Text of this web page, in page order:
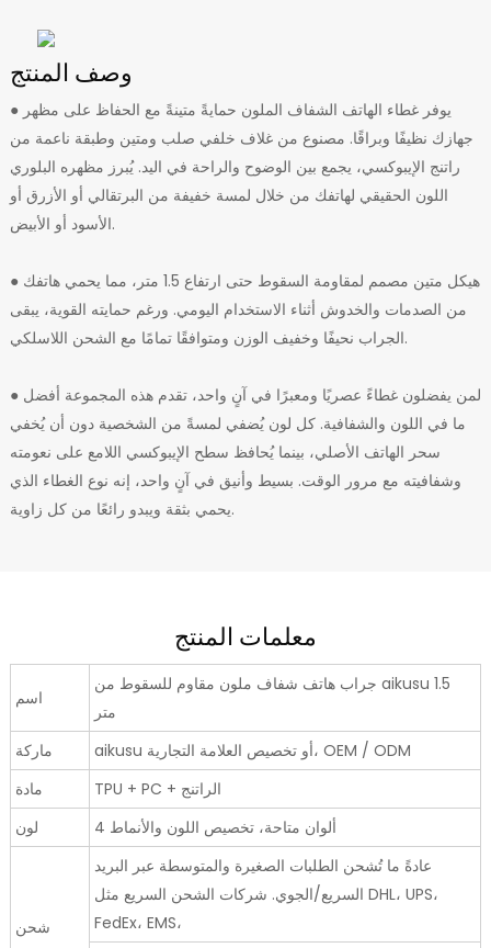
وصف المنتج
● يوفر غطاء الهاتف الشفاف الملون حمايةً متينةً مع الحفاظ على مظهر
جهازك نظيفًا وبراقًا. مصنوع من غلاف خلفي صلب ومتين وطبقة ناعمة من
راتنج الإيبوكسي، يجمع بين الوضوح والراحة في اليد. يُبرز مظهره البلوري
اللون الحقيقي لهاتفك من خلال لمسة خفيفة من البرتقالي أو الأزرق أو
الأسود أو الأبيض.
● هيكل متين مصمم لمقاومة السقوط حتى ارتفاع 1.5 متر، مما يحمي هاتفك
من الصدمات والخدوش أثناء الاستخدام اليومي. ورغم حمايته القوية، يبقى
الجراب نحيفًا وخفيف الوزن ومتوافقًا تمامًا مع الشحن اللاسلكي.
● لمن يفضلون غطاءً عصريًا ومعبرًا في آنٍ واحد، تقدم هذه المجموعة أفضل
ما في اللون والشفافية. كل لون يُضفي لمسةً من الشخصية دون أن يُخفي
سحر الهاتف الأصلي، بينما يُحافظ سطح الإيبوكسي اللامع على نعومته
وشفافيته مع مرور الوقت. بسيط وأنيق في آنٍ واحد، إنه نوع الغطاء الذي
يحمي بثقة ويبدو رائعًا من كل زاوية.
معلمات المنتج
اسم
جراب هاتف شفاف ملون مقاوم للسقوط من aikusu 1.5
متر
ماركة
aikusu أو تخصيص العلامة التجارية، OEM / ODM
مادة
TPU + PC + الراتنج
لون
4 ألوان متاحة، تخصيص اللون والأنماط
شحن
عادةً ما تُشحن الطلبات الصغيرة والمتوسطة عبر البريد
السريع/الجوي. شركات الشحن السريع مثل DHL، UPS،
FedEx، EMS،